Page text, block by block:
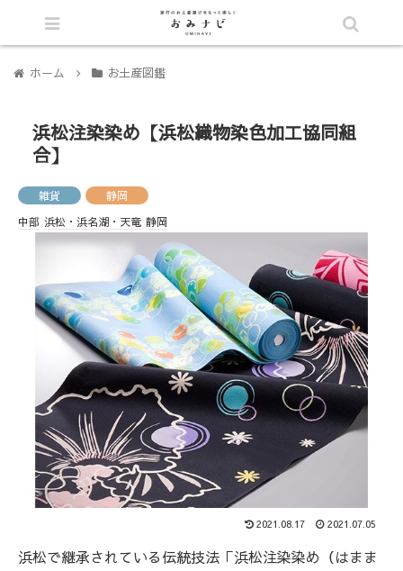
ホーム お土産図鑑
浜松注染染め【浜松織物染色加工協同組
合】
雑貨
静岡
中部 浜松・浜名湖・天竜 静岡
2021.08.17 2021.07.05
浜松で継承されている伝統技法「浜松注染染め（はまま
シェア